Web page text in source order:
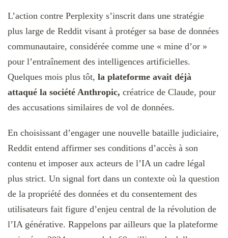
L’action contre Perplexity s’inscrit dans une stratégie
plus large de Reddit visant à protéger sa base de données
communautaire, considérée comme une « mine d’or »
pour l’entraînement des intelligences artificielles.
Quelques mois plus tôt, la plateforme avait déjà
attaqué la société Anthropic, créatrice de Claude, pour
des accusations similaires de vol de données.
En choisissant d’engager une nouvelle bataille judiciaire,
Reddit entend affirmer ses conditions d’accès à son
contenu et imposer aux acteurs de l’IA un cadre légal
plus strict. Un signal fort dans un contexte où la question
de la propriété des données et du consentement des
utilisateurs fait figure d’enjeu central de la révolution de
l’IA générative. Rappelons par ailleurs que la plateforme